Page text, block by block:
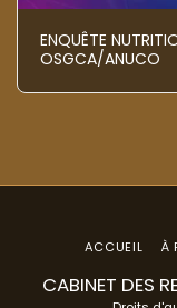
ENQUÊTE
OSGCA/ANUCO
CABINET DES
ACCUEIL À